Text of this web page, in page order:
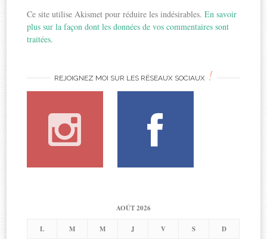
Ce site utilise Akismet pour réduire les indésirables.En savoir
plus sur la façon dont les données de vos commentaires sont
traitées.
REJOIGNEZ MOI SUR LES RÉSEAUX SOCIAUX !
AOÛT 2026
L M M J V S D